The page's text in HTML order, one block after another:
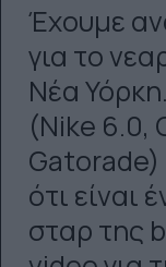
Έχουμε
για το
Νέα
(Nike 6.0,
ότι είναι
σταρ της